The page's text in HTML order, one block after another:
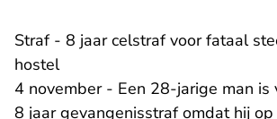
Straf - 8 jaar celstraf voor fataal
hostel
4 november - Een 28-jarige man
8 jaar gevangenisstraf omdat hij